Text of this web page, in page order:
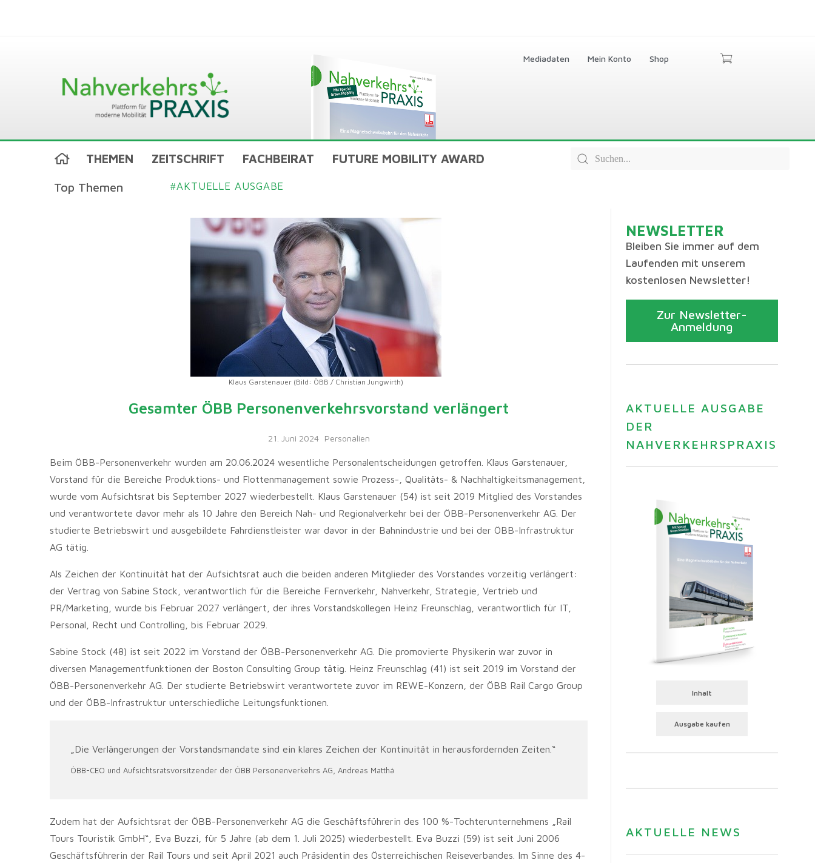
Mediadaten Mein Konto Shop
THEMEN ZEITSCHRIFT FACHBEIRAT FUTURE MOBILITY AWARD
Top Themen #AKTUELLE AUSGABE
Klaus Garstenauer (Bild: ÖBB / Christian Jungwirth)
Gesamter ÖBB Personenverkehrsvorstand verlängert
21. Juni 2024 Personalien
Beim ÖBB-Personenverkehr wurden am 20.06.2024 wesentliche Personalentscheidungen getroffen. Klaus Garstenauer,
Vorstand für die Bereiche Produktions- und Flottenmanagement sowie Prozess-, Qualitäts- & Nachhaltigkeitsmanagement,
wurde vom Aufsichtsrat bis September 2027 wiederbestellt. Klaus Garstenauer (54) ist seit 2019 Mitglied des Vorstandes
und verantwortete davor mehr als 10 Jahre den Bereich Nah- und Regionalverkehr bei der ÖBB-Personenverkehr AG. Der
studierte Betriebswirt und ausgebildete Fahrdienstleister war davor in der Bahnindustrie und bei der ÖBB-Infrastruktur
AG tätig.
Als Zeichen der Kontinuität hat der Aufsichtsrat auch die beiden anderen Mitglieder des Vorstandes vorzeitig verlängert:
der Vertrag von Sabine Stock, verantwortlich für die Bereiche Fernverkehr, Nahverkehr, Strategie, Vertrieb und
PR/Marketing, wurde bis Februar 2027 verlängert, der ihres Vorstandskollegen Heinz Freunschlag, verantwortlich für IT,
Personal, Recht und Controlling, bis Februar 2029.
Sabine Stock (48) ist seit 2022 im Vorstand der ÖBB-Personenverkehr AG. Die promovierte Physikerin war zuvor in
diversen Managementfunktionen der Boston Consulting Group tätig. Heinz Freunschlag (41) ist seit 2019 im Vorstand der
ÖBB-Personenverkehr AG. Der studierte Betriebswirt verantwortete zuvor im REWE-Konzern, der ÖBB Rail Cargo Group
und der ÖBB-Infrastruktur unterschiedliche Leitungsfunktionen.
„Die Verlängerungen der Vorstandsmandate sind ein klares Zeichen der Kontinuität in herausfordernden Zeiten.“
ÖBB-CEO und Aufsichtsratsvorsitzender der ÖBB Personenverkehrs AG, Andreas Matthä
Zudem hat der Aufsichtsrat der ÖBB-Personenverkehr AG die Geschäftsführerin des 100 %-Tochterunternehmens „Rail
Tours Touristik GmbH“, Eva Buzzi, für 5 Jahre (ab dem 1. Juli 2025) wiederbestellt. Eva Buzzi (59) ist seit Juni 2006
Geschäftsführerin der Rail Tours und seit April 2021 auch Präsidentin des Österreichischen Reiseverbandes. Im Sinne des 4-
NEWSLETTER
Bleiben Sie immer auf dem
Laufenden mit unserem
kostenlosen Newsletter!
Zur Newsletter-
Anmeldung
AKTUELLE AUSGABE
DER
NAHVERKEHRSPRAXIS
Inhalt
Ausgabe kaufen
AKTUELLE NEWS